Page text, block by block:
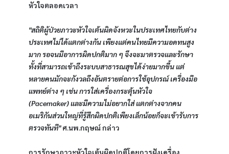
หัวใจตลอดเวลา
"สถิติผู้ป่วยภาวะหัวใจเต้นผิดจังหวะในประเทศไทยกับต่าง
ประเทศไม่ได้แตกต่างกัน เพียงแต่คนไทยมีความอดทนสูง
มาก รอจนมีอาการผิดปกติมาก ๆ จึงจะมาตรวจและรักษา
ทั้งที่สามารถเข้าถึงระบบสาธารณสุขได้ง่ายมากขึ้น แต่
หลายคนมักจะกังวลถึงอันตรายต่อการใช้อุปกรณ์ เครื่องมือ
แพทย์ต่าง ๆ เช่น การใส่เครื่องกระตุ้นหัวใจ
(Pacemaker) และมีความไม่อยากใส่ แตกต่างจากคน
อเมริกันส่วนใหญ่ที่รู้สึกผิดปกติเพียงเล็กน้อยก็จะเข้ารับการ
ตรวจทันที" ศ.นพ.กฤษณ์ กล่าว
การรักษาภาวะหัวใจเต้นผิดปกติโดยการฝังเครื่อง